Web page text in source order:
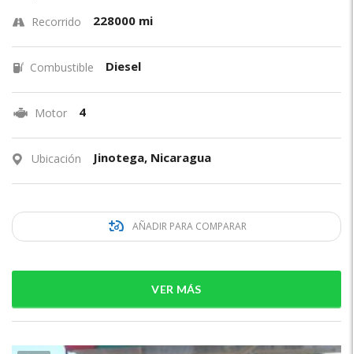
Recorrido 228000 mi
Combustible Diesel
Motor 4
Ubicación Jinotega, Nicaragua
AÑADIR PARA COMPARAR
VER MÁS